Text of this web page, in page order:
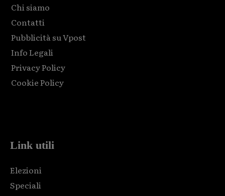
Chi siamo
Contatti
Pubblicità su Vpost
Info Legali
Privacy Policy
Cookie Policy
Link utili
Elezioni
Speciali